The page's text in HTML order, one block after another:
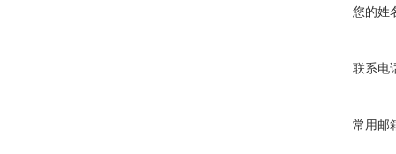
您的姓
联系电
常用邮